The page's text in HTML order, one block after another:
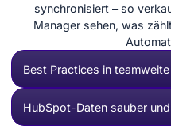
synchronisiert – so
Manager sehen, was
Best Practices in
HubSpot-Daten sauber